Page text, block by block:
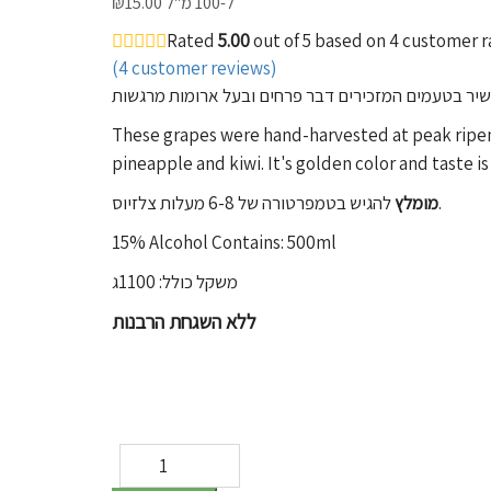
Rated 5.00out of 5 based on4customer
(4customer reviews)
These grapes were hand-harvested at peak
pineapple and kiwi. It's golden color and taste
מומלץלהגיש בטמפרטורה של 6-8 מעלות צלזיוס.
15% Alcohol Contains: 500ml
משקל כולל: 1100ג
ללא השגחת הרבנות